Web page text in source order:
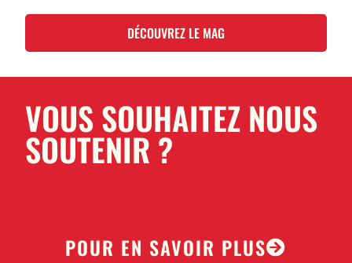
DÉCOUVREZ LE MAG
VOUS SOUHAITEZ NOUS
SOUTENIR ?
POUR EN SAVOIR PLUS